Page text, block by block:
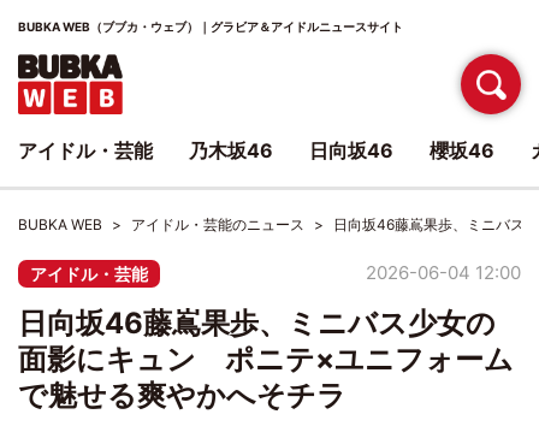
BUBKA WEB（ブブカ・ウェブ）｜グラビア＆アイドルニュースサイト
BUBKA WEB アイドル・芸能のニュース 日向坂46藤嶌果歩、ミニバス
アイドル・芸能 2026-06-04 12:00
日向坂46藤嶌果歩、ミニバス少女の
面影にキュン ポニテ×ユニフォーム
で魅せる爽やかへそチラ
アイドル・芸能 乃木坂46 日向坂46 櫻坂46